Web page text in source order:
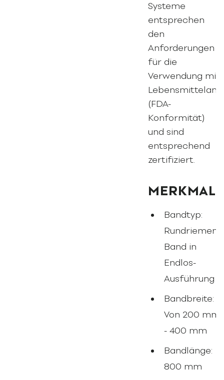
Systeme
entsprechen
den
Anforderungen
für die
Verwendung mit
(FDA-
Konformität)
und sind
entsprechend
zertifiziert.
MERKMALE
Bandtyp:
Rundriemen-
Band in
Endlos-
Ausführung
Bandbreite:
Von 200 mm
- 400 mm
Bandlänge:
800 mm